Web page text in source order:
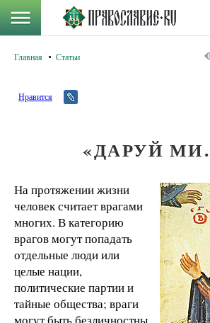
Главная Статьи
Нравится
«ДАРУЙ
На протяжении жизни
человек считает врагами
многих. В категорию
врагов могут попадать
отдельные люди или
целые нации,
политические партии и
тайные общества; враги